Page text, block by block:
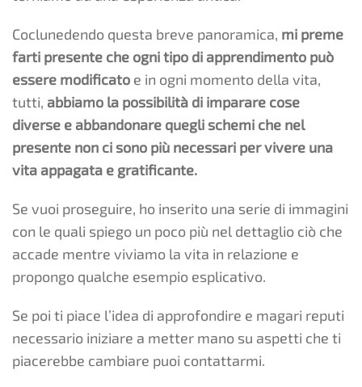
Coclunedendo questa breve panoramica, mi preme
farti presente che ogni tipo di apprendimento può
essere modificato e in ogni momento della vita,
tutti, abbiamo la possibilità di imparare cose
diverse e abbandonare quegli schemi che nel
presente non ci sono più necessari per vivere una
vita appagata e gratificante.
Se vuoi proseguire, ho inserito una serie di immagini
con le quali spiego un poco più nel dettaglio ciò che
accade mentre viviamo la vita in relazione e
propongo qualche esempio esplicativo.
Se poi ti piace l’idea di approfondire e magari reputi
necessario iniziare a metter mano su aspetti che ti
piacerebbe cambiare puoi contattarmi.